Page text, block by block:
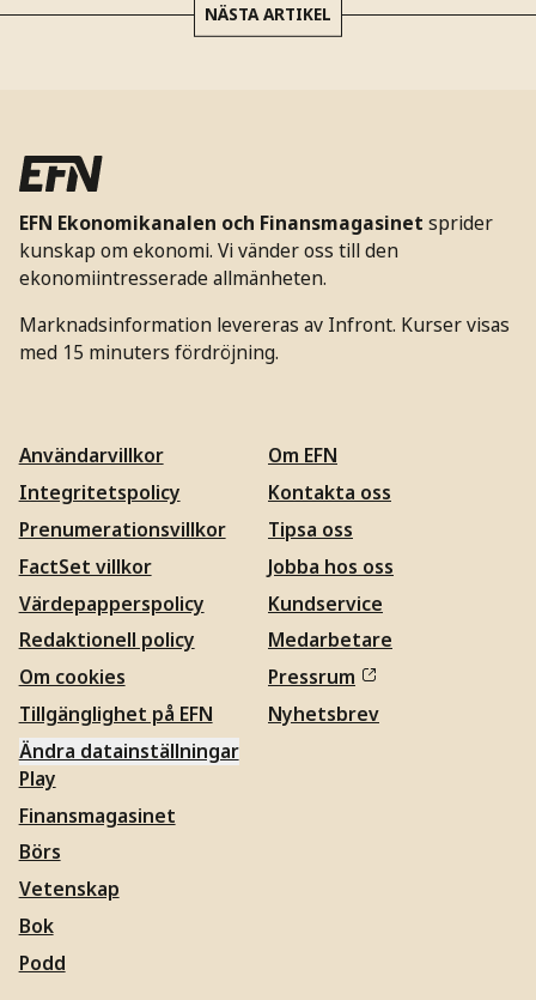
NÄSTA ARTIKEL
EFN Ekonomikanalen och Finansmagasinet sprider
kunskap om ekonomi. Vi vänder oss till den
ekonomiintresserade allmänheten.
Marknadsinformation levereras av Infront. Kurser visas
med 15 minuters fördröjning.
Användarvillkor
Integritetspolicy
Prenumerationsvillkor
FactSet villkor
Värdepapperspolicy
Redaktionell policy
Om cookies
Tillgänglighet på EFN
Ändra datainställningar
Om EFN
Kontakta oss
Tipsa oss
Jobba hos oss
Kundservice
Medarbetare
Pressrum
Nyhetsbrev
Play
Finansmagasinet
Börs
Vetenskap
Bok
Podd